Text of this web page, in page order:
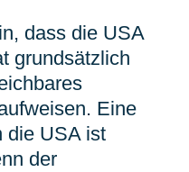
dass die USA
grundsätzlich
Eine
die USA ist
der